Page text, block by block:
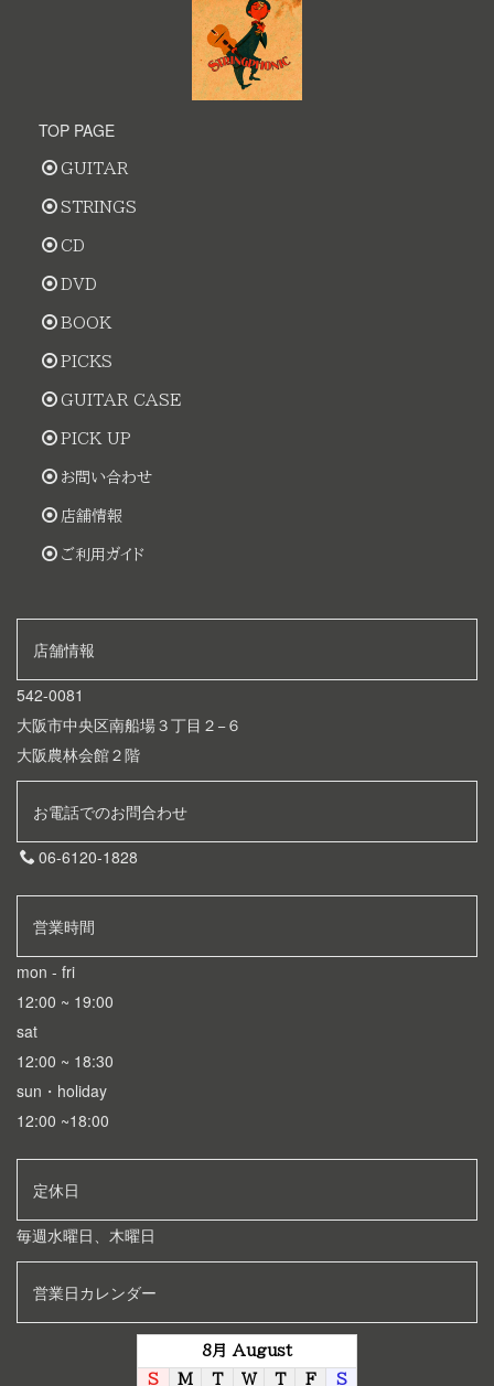
TOP PAGE
GUITAR
STRINGS
CD
DVD
BOOK
PICKS
GUITAR CASE
PICK UP
お問い合わせ
店舗情報
ご利用ガイド
店舗情報
542-0081
大阪市中央区南船場３丁目２−６
大阪農林会館２階
お電話でのお問合わせ
06-6120-1828
営業時間
mon - fri
12:00 ~ 19:00
sat
12:00 ~ 18:30
sun・holiday
12:00 ~18:00
定休日
毎週水曜日、 木曜日
営業日カレンダー
8月 August
S
M T W T F S